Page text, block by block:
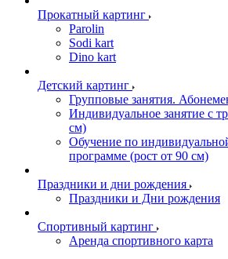
Прокатный картинг
Parolin
Sodi kart
Dino kart
Детский картинг
Групповые занятия.
Индивидуальное занятие с
см)
Обучение по
программе (рост от 90 см)
Праздники и дни рождения
Праздники и Дни рождения
Спортивный картинг
Аренда спортивного карта